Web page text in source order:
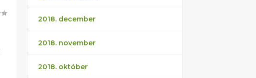
2018. december
2018. november
2018. október